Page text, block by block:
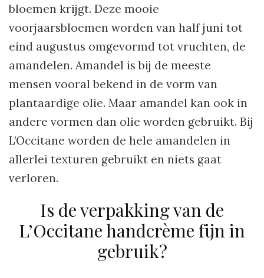
bloemen krijgt. Deze mooie
voorjaarsbloemen worden van half juni tot
eind augustus omgevormd tot vruchten, de
amandelen. Amandel is bij de meeste
mensen vooral bekend in de vorm van
plantaardige olie. Maar amandel kan ook in
andere vormen dan olie worden gebruikt. Bij
L’Occitane worden de hele amandelen in
allerlei texturen gebruikt en niets gaat
verloren.
Is de verpakking van de
L’Occitane handcrème fijn in
gebruik?